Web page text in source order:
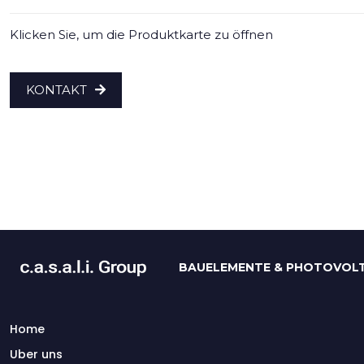
Klicken Sie, um die Produktkarte zu öffnen
KONTAKT
BAUELEMENTE &
Home
Uber uns